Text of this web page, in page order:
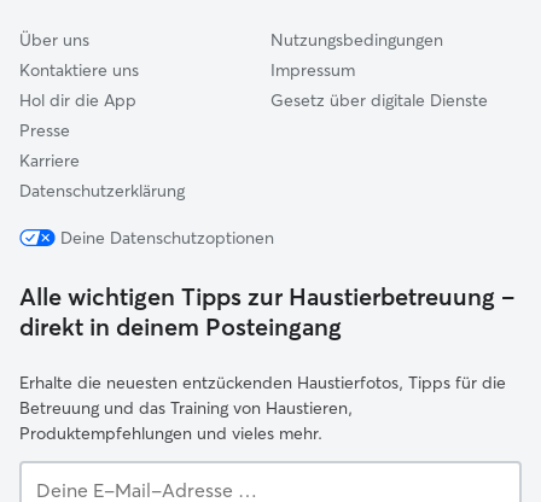
Über uns
Kontaktiere uns
Hol dir die App
Presse
Karriere
Datenschutzerklärung
Nutzungsbedingungen
Impressum
Gesetz über digitale Dienste
Deine Datenschutzoptionen
Alle wichtigen Tipps zur Haustierbetreuung –
direkt in deinem Posteingang
Erhalte die neuesten entzückenden Haustierfotos, Tipps für die
Betreuung und das Training von Haustieren,
Produktempfehlungen und vieles mehr.